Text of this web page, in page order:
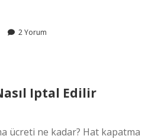
2 Yorum
Iptal Edilir
ücreti ne kadar? Hat kapatma